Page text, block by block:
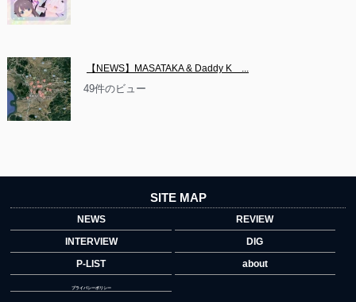
【NEWS】MASATAKA & Daddy K　...
49件のビュー
SITE MAP
NEWS
REVIEW
INTERVIEW
DIG
P-LIST
about
プライバシーポリシー